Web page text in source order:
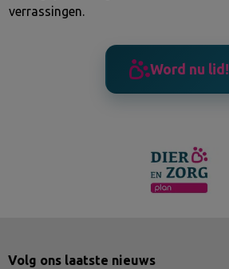
verrassingen.
Word nu lid!
Volg ons laatste nieuws